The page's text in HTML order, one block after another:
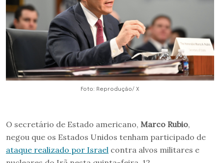
Foto: Reprodução/ X
O secretário de Estado americano, Marco Rubio,
negou que os Estados Unidos tenham participado de
ataque realizado por Israel contra alvos militares e